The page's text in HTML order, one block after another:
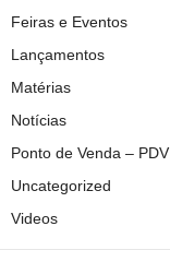
Feiras e Eventos
Lançamentos
Matérias
Notícias
Ponto de Venda – PDV
Uncategorized
Videos